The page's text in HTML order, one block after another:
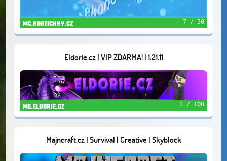
mc.kostichky.cz 7 / 50
Eldorie.cz | VIP ZDARMA! | 1.21.11
mc.eldorie.cz 3 / 100
Majncraft.cz | Survival | Creative | Skyblock